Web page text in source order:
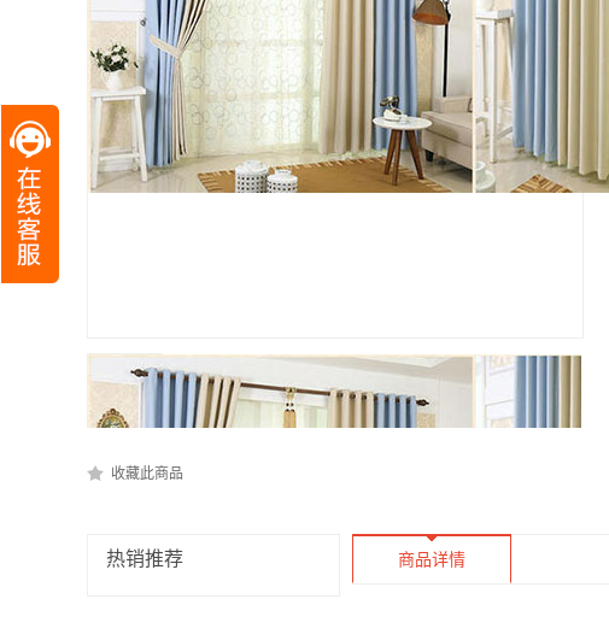
收藏此商品
热销推荐 商品详情